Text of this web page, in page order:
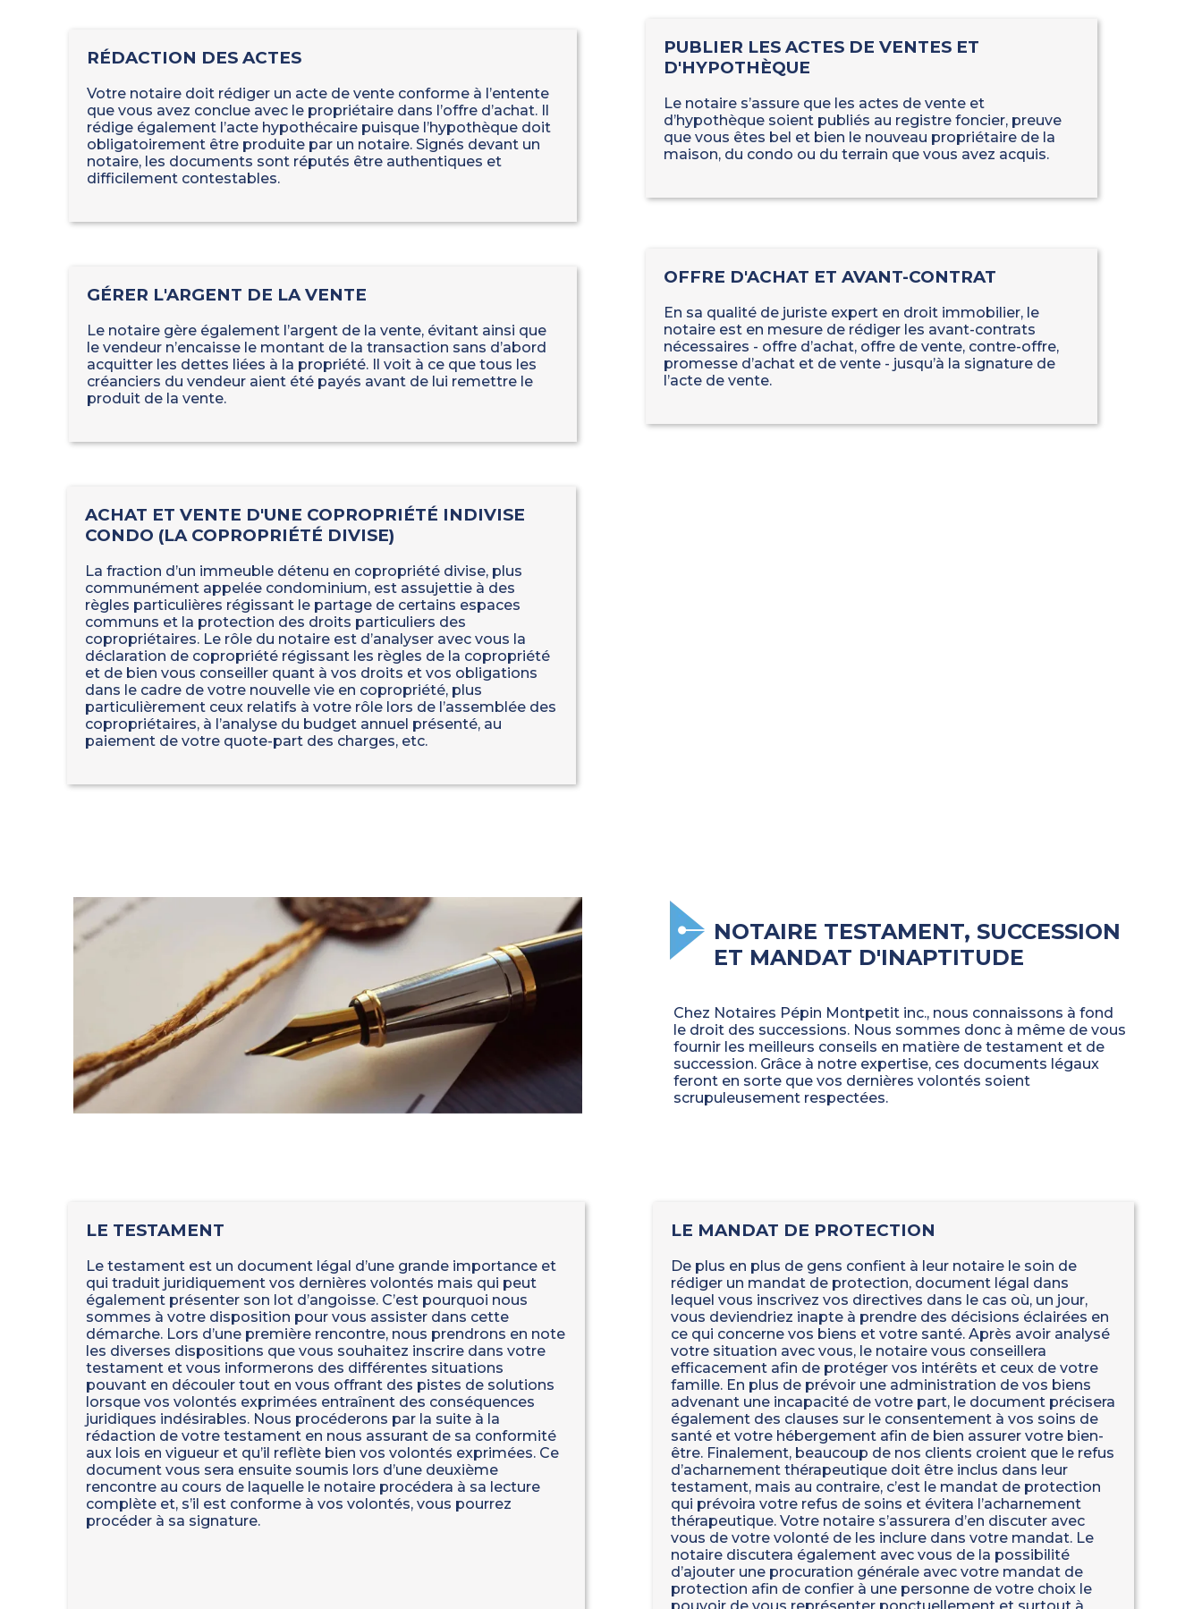
RÉDACTION DES ACTES
Votre notaire doit rédiger un acte de vente conforme à l’entente
que vous avez conclue avec le propriétaire dans l’offre d’achat. Il
rédige également l’acte hypothécaire puisque l’hypothèque doit
obligatoirement être produite par un notaire. Signés devant un
notaire, les documents sont réputés être authentiques et
difficilement contestables.
PUBLIER LES ACTES DE VENTES ET
D'HYPOTHÈQUE
Le notaire s’assure que les actes de vente et
d’hypothèque soient publiés au registre foncier, preuve
que vous êtes bel et bien le nouveau propriétaire de la
maison, du condo ou du terrain que vous avez acquis.
GÉRER L'ARGENT DE LA VENTE
Le notaire gère également l’argent de la vente, évitant ainsi que
le vendeur n’encaisse le montant de la transaction sans d’abord
acquitter les dettes liées à la propriété. Il voit à ce que tous les
créanciers du vendeur aient été payés avant de lui remettre le
produit de la vente.
OFFRE D'ACHAT ET AVANT-CONTRAT
En sa qualité de juriste expert en droit immobilier, le
notaire est en mesure de rédiger les avant-contrats
nécessaires - offre d’achat, offre de vente, contre-offre,
promesse d’achat et de vente - jusqu’à la signature de
l’acte de vente.
ACHAT ET VENTE D'UNE COPROPRIÉTÉ INDIVISE
CONDO (LA COPROPRIÉTÉ DIVISE)
La fraction d’un immeuble détenu en copropriété divise, plus
communément appelée condominium, est assujettie à des
règles particulières régissant le partage de certains espaces
communs et la protection des droits particuliers des
copropriétaires. Le rôle du notaire est d’analyser avec vous la
déclaration de copropriété régissant les règles de la copropriété
et de bien vous conseiller quant à vos droits et vos obligations
dans le cadre de votre nouvelle vie en copropriété, plus
particulièrement ceux relatifs à votre rôle lors de l’assemblée des
copropriétaires, à l’analyse du budget annuel présenté, au
paiement de votre quote-part des charges, etc.
NOTAIRE TESTAMENT, SUCCESSION
ET MANDAT D'INAPTITUDE
Chez Notaires Pépin Montpetit inc., nous connaissons à fond
le droit des successions. Nous sommes donc à même de vous
fournir les meilleurs conseils en matière de testament et de
succession. Grâce à notre expertise, ces documents légaux
feront en sorte que vos dernières volontés soient
scrupuleusement respectées.
LE TESTAMENT
Le testament est un document légal d’une grande importance et
qui traduit juridiquement vos dernières volontés mais qui peut
également présenter son lot d’angoisse. C’est pourquoi nous
sommes à votre disposition pour vous assister dans cette
démarche. Lors d’une première rencontre, nous prendrons en note
les diverses dispositions que vous souhaitez inscrire dans votre
testament et vous informerons des différentes situations
pouvant en découler tout en vous offrant des pistes de solutions
lorsque vos volontés exprimées entraînent des conséquences
juridiques indésirables. Nous procéderons par la suite à la
rédaction de votre testament en nous assurant de sa conformité
aux lois en vigueur et qu’il reflète bien vos volontés exprimées. Ce
document vous sera ensuite soumis lors d’une deuxième
rencontre au cours de laquelle le notaire procédera à sa lecture
complète et, s’il est conforme à vos volontés, vous pourrez
procéder à sa signature.
LE MANDAT DE PROTECTION
De plus en plus de gens confient à leur notaire le soin de
rédiger un mandat de protection, document légal dans
lequel vous inscrivez vos directives dans le cas où, un jour,
vous deviendriez inapte à prendre des décisions éclairées en
ce qui concerne vos biens et votre santé. Après avoir analysé
votre situation avec vous, le notaire vous conseillera
efficacement afin de protéger vos intérêts et ceux de votre
famille. En plus de prévoir une administration de vos biens
advenant une incapacité de votre part, le document précisera
également des clauses sur le consentement à vos soins de
santé et votre hébergement afin de bien assurer votre bien-
être. Finalement, beaucoup de nos clients croient que le refus
d’acharnement thérapeutique doit être inclus dans leur
testament, mais au contraire, c’est le mandat de protection
qui prévoira votre refus de soins et évitera l’acharnement
thérapeutique. Votre notaire s’assurera d’en discuter avec
vous de votre volonté de les inclure dans votre mandat. Le
notaire discutera également avec vous de la possibilité
d’ajouter une procuration générale avec votre mandat de
protection afin de confier à une personne de votre choix le